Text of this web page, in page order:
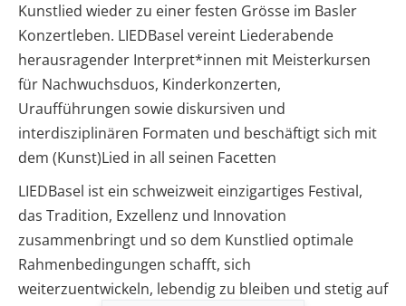
Kunstlied wieder zu einer festen Grösse im Basler
Konzertleben. LIEDBasel vereint Liederabende
herausragender Interpret*innen mit Meisterkursen
für Nachwuchsduos, Kinderkonzerten,
Uraufführungen sowie diskursiven und
interdisziplinären Formaten und beschäftigt sich mit
dem (Kunst)Lied in all seinen Facetten
LIEDBasel ist ein schweizweit einzigartiges Festival,
das Tradition, Exzellenz und Innovation
zusammenbringt und so dem Kunstlied optimale
Rahmenbedingungen schafft, sich
weiterzuentwickeln, lebendig zu bleiben und stetig auf